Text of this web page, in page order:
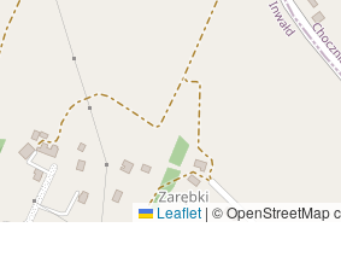
Leaflet | © OpenStreetMap